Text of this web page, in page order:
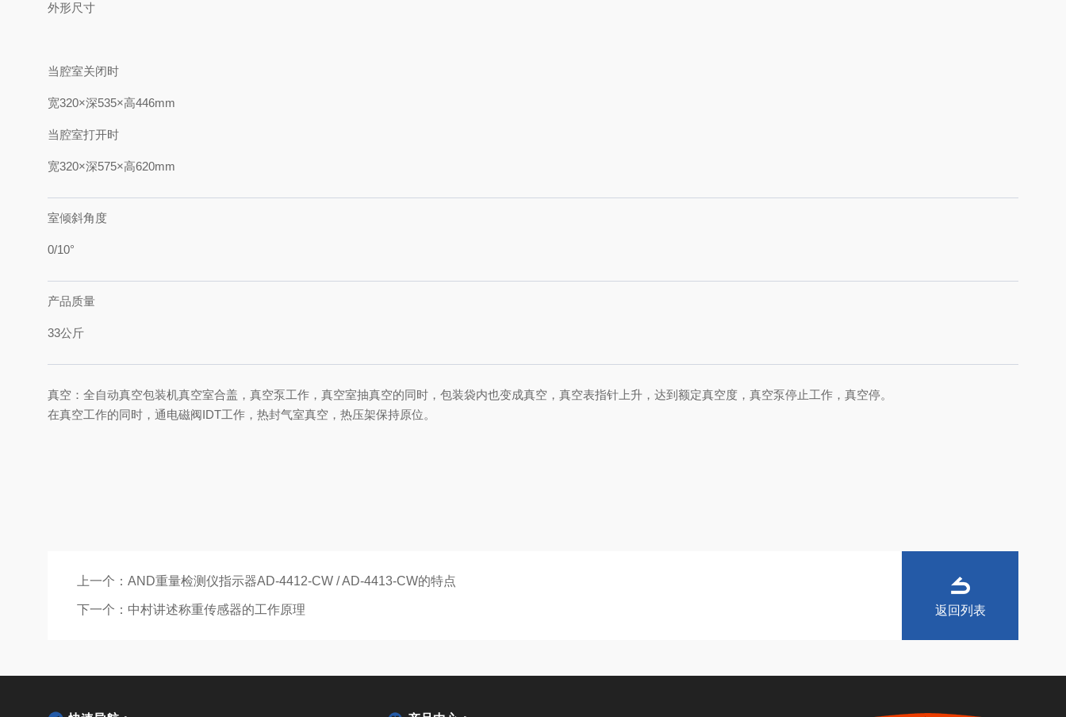
外形尺寸
当腔室关闭时
宽320×深535×高446mm
当腔室打开时
宽320×深575×高620mm
室倾斜角度
0/10°
产品质量
33公斤
真空：全自动真空包装机真空室合盖，真空泵工作，真空室抽真空的同时，包装袋内也变成真空，真空表指针上升，达到额定真空度，真空泵停止工作，真空停。
在真空工作的同时，通电磁阀IDT工作，热封气室真空，热压架保持原位。
上一个： AND重量检测仪指示器AD-4412-CW / AD-4413-CW的特点
下一个： 中村讲述称重传感器的工作原理 返回列表